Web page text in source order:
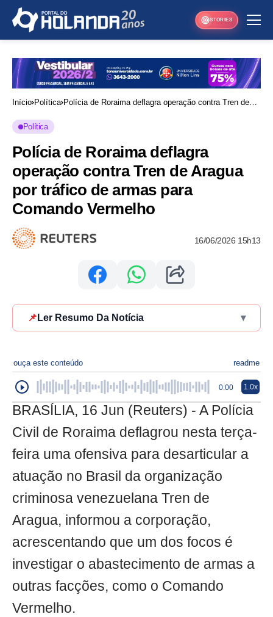
STORIES
Início Política Polícia de Roraima deflagra operação contra Tren de
Política
Polícia de Roraima deflagra
operação contra Tren de Aragua
por tráfico de armas para
Comando Vermelho
16/06/2026 15h13
📌 Ler Resumo Da Notícia ▾
ouça este conteúdo readme
0:00 1.0x
BRASÍLIA, 16 Jun (Reuters) - A Polícia
Civil de Roraima deflagrou nesta terça-
feira uma ofensiva para desarticular a
atuação no Brasil da organização
criminosa venezuelana Tren de
Aragua, informou a corporação,
acrescentando que um dos focos é
investigar o abastecimento de armas a
outras facções, como o Comando
Vermelho.